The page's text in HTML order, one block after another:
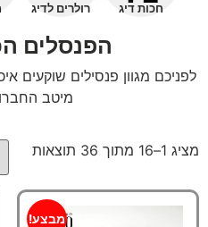
חכות דיג רולרים לדיג
הפנסלים
לפניכם מגוון פנסילים שוקעים
מיטב
מציג 1–16 מתוך 36 תוצאות
מבצע!